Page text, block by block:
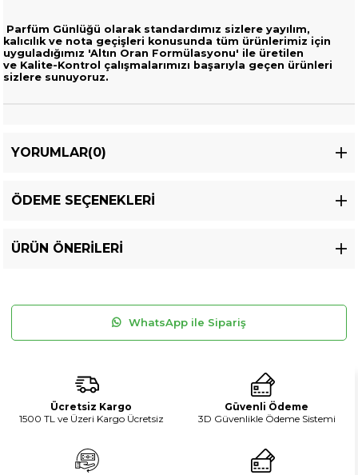
Parfüm Günlüğü olarak standardımız sizlere yayılım,
kalıcılık ve nota geçişleri konusunda tüm ürünlerimiz için
uyguladığımız 'Altın Oran Formülasyonu' ile üretilen
ve Kalite-Kontrol çalışmalarımızı başarıyla geçen ürünleri
sizlere sunuyoruz.
YORUMLAR(0)
ÖDEME SEÇENEKLERI
ÜRÜN ÖNERILERI
WhatsApp ile Sipariş
Ücretsiz Kargo
1500 TL ve Üzeri Kargo Ücretsiz
Güvenli Ödeme
3D Güvenlikle Ödeme Sistemi